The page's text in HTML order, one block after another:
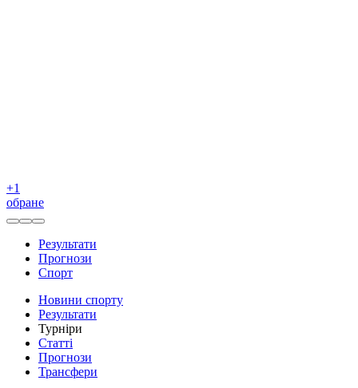
+1
обране
Результати
Прогнози
Спорт
Новини спорту
Результати
Турніри
Статті
Прогнози
Трансфери